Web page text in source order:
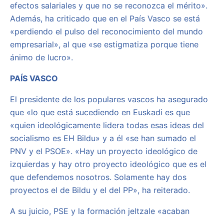
efectos salariales y que no se reconozca el mérito».
Además, ha criticado que en el País Vasco se está
«perdiendo el pulso del reconocimiento del mundo
empresarial», al que «se estigmatiza porque tiene
ánimo de lucro».
PAÍS VASCO
El presidente de los populares vascos ha asegurado
que «lo que está sucediendo en Euskadi es que
«quien ideológicamente lidera todas esas ideas del
socialismo es EH Bildu» y a él «se han sumado el
PNV y el PSOE». «Hay un proyecto ideológico de
izquierdas y hay otro proyecto ideológico que es el
que defendemos nosotros. Solamente hay dos
proyectos el de Bildu y el del PP», ha reiterado.
A su juicio, PSE y la formación jeltzale «acaban